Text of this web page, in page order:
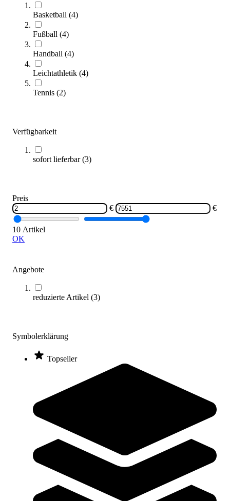
Basketball (4)
Fußball (4)
Handball (4)
Leichtathletik (4)
Tennis (2)
Verfügbarkeit
sofort lieferbar(3)
Preis
€
€
10 Artikel
OK
Angebote
reduzierte Artikel (3)
Symbolerklärung
Topseller
Zum Produkt
Bald wieder lieferbar
sportstation2® Die Sportkonsole Komplett-Set DUO
7.550,00 €
Zum Produkt
sportstation2® RFID Armband
2,00 €
Varianten zur Auswahl
SALE
sportstation2® Eimer
14,40 €
Zum Produkt